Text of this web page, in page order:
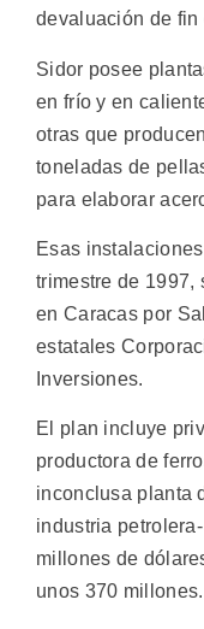
devaluación de fin
Sidor posee
en frío y en
otras que
toneladas de
para elaborar
Esas
trimestre de 1997,
en Caracas por
estatales
Inversiones.
El plan incluye
productora de
inconclusa planta
industria
millones de
unos 370 millones.